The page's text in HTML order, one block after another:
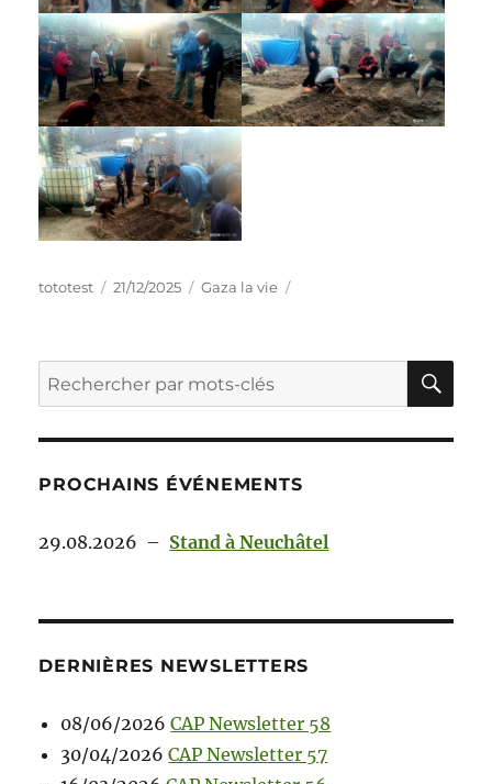
tototest 21/12/2025 Gaza la vie
PROCHAINS ÉVÉNEMENTS
29.08.2026 – Stand à Neuchâtel
DERNIÈRES NEWSLETTERS
08/06/2026 CAP Newsletter 58
30/04/2026 CAP Newsletter 57